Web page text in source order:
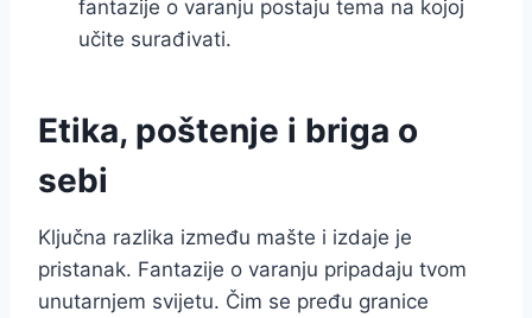
fantazije o varanju postaju tema na kojoj
učite surađivati.
Etika, poštenje i briga o
sebi
Ključna razlika između mašte i izdaje je
pristanak. Fantazije o varanju pripadaju tvom
unutarnjem svijetu. Čim se pređu granice